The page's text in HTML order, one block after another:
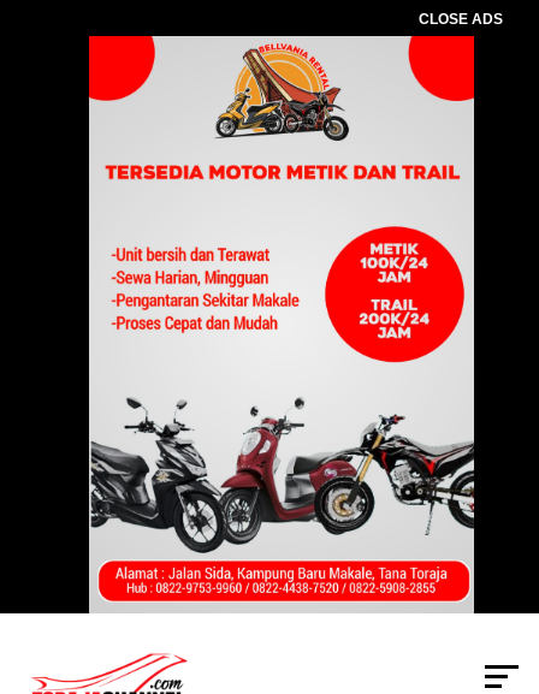
CLOSE ADS